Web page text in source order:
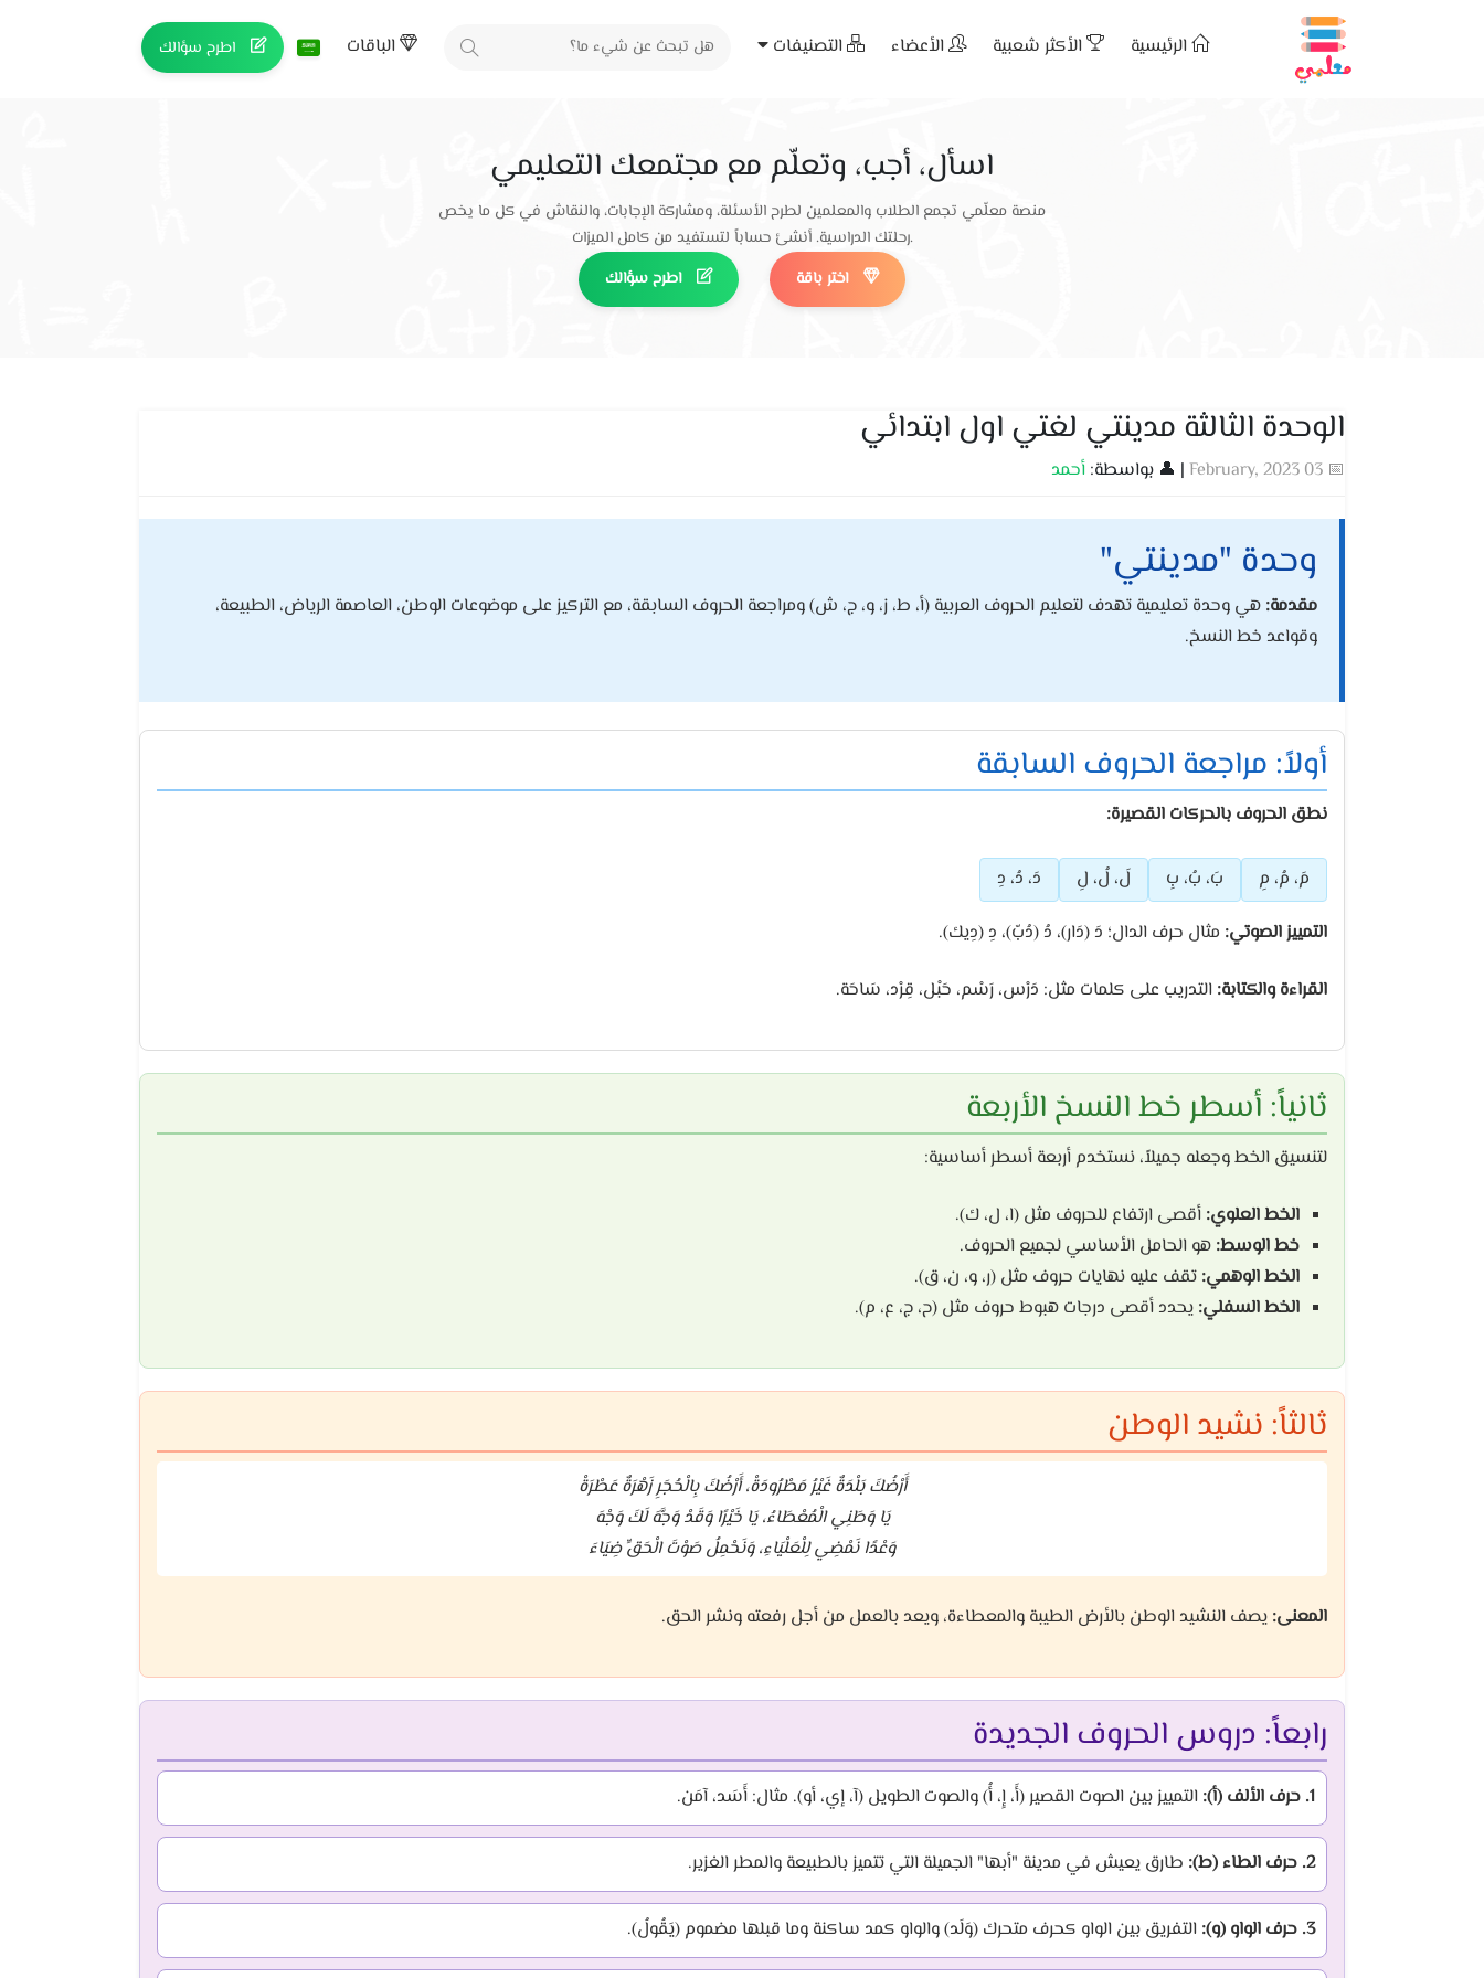
الرئيسية الأكثر شعبية الأعضاء التصنيفات الباقات اطرح سؤالك
اسأل، أجب، وتعلّم مع مجتمعك التعليمي
منصة معلّمي تجمع الطلاب والمعلمين لطرح الأسئلة، ومشاركة الإجابات، والنقاش في كل ما يخص
رحلتك الدراسية. أنشئ حساباً لتستفيد من كامل الميزات.
اطرح سؤالك
اختر باقة
الوحدة الثالثة مدينتي لغتي اول ابتدائي
📅 03 February, 2023 | 👤 بواسطة: أحمد
وحدة "مدينتي"
مقدمة: هي وحدة تعليمية تهدف لتعليم الحروف العربية (أ، ط، ز، و، ج، ش) ومراجعة الحروف السابقة، مع التركيز على موضوعات الوطن، العاصمة الرياض، الطبيعة،
وقواعد خط النسخ.
أولاً: مراجعة الحروف السابقة
نطق الحروف بالحركات القصيرة:
مَ، مُ، مِ بَ، بُ، بِ لَ، لُ، لِ
دَ، دُ، دِ
التمييز الصوتي: مثال حرف الدال؛ دَ (دَار)، دُ (دُبّ)، دِ (دِيك).
القراءة والكتابة: التدريب على كلمات مثل: دَرْس، رَسْم، حَبْل، قِرْد، سَاحَة.
ثانياً: أسطر خط النسخ الأربعة
لتنسيق الخط وجعله جميلاً، نستخدم أربعة أسطر أساسية:
الخط العلوي: أقصى ارتفاع للحروف مثل (ا، ل، ك).
خط الوسط: هو الحامل الأساسي لجميع الحروف.
الخط الوهمي: تقف عليه نهايات حروف مثل (ر، و، ن، ق).
الخط السفلي: يحدد أقصى درجات هبوط حروف مثل (ح، ج، ع، م).
ثالثاً: نشيد الوطن
أَرْضُكَ بَلْدَةٌ غَيْرُ مَطْرُودَةْ، أَرْضُكَ بِالْحُجَرِ زَهْرَةٌ عَطْرَةْ
يَا وَطَنِي الْمُعْطَاءُ، يَا خَيْرًا وَقَدْ وَجَّهَ لَكَ وَجْهَ
وَعْدًا نَمْضِي لِلْعَلْيَاءِ، وَنَحْمِلُ صَوْتَ الْحَقِّ ضِيَاءَ
المعنى: يصف النشيد الوطن بالأرض الطيبة والمعطاءة، ويعد بالعمل من أجل رفعته ونشر الحق.
رابعاً: دروس الحروف الجديدة
1. حرف الألف (أ): التمييز بين الصوت القصير (أَ، إِ، أُ) والصوت الطويل (آ، إي، أو). مثال: أَسَد، آمَن.
2. حرف الطاء (ط): طارق يعيش في مدينة "أبها" الجميلة التي تتميز بالطبيعة والمطر الغزير.
3. حرف الواو (و): التفريق بين الواو كحرف متحرك (وَلَد) والواو كمد ساكنة وما قبلها مضموم (يَقُولُ).